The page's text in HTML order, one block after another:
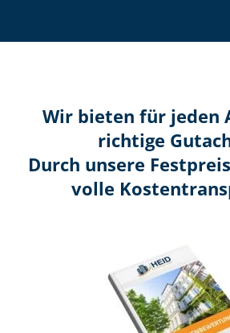
Wir bieten für jeden
richtige
Durch unsere
volle